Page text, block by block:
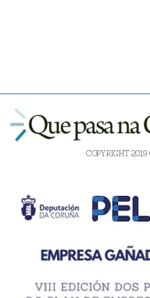
COPYRIGHT 2019